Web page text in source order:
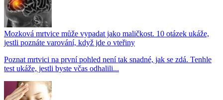
Mozková mrtvice může vypadat jako maličkost. 10 otázek ukáže,
jestli poznáte varování, když jde o vteřiny
Poznat mrtvici na první pohled není tak snadné, jak se zdá. Tenhle
test ukáže, jestli byste včas odhalili...